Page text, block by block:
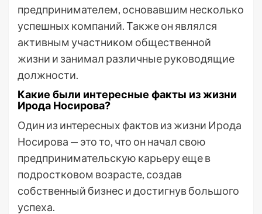
предпринимателем, основавшим несколько
успешных компаний. Также он являлся
активным участником общественной
жизни и занимал различные руководящие
должности.
Какие были интересные факты из жизни
Ирода Носирова?
Один из интересных фактов из жизни Ирода
Носирова — это то, что он начал свою
предпринимательскую карьеру еще в
подростковом возрасте, создав
собственный бизнес и достигнув большого
успеха.